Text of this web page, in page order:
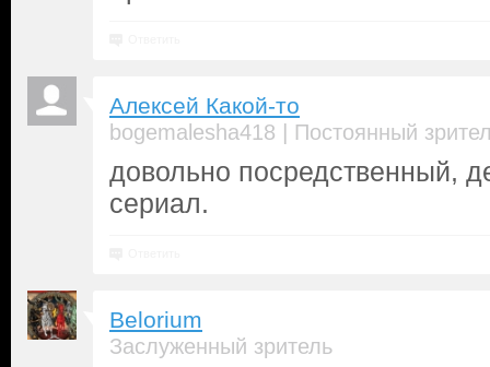
Алексей Какой-то
bogemalesha418 | Постоянный
довольно посредственный,
сериал.
Belorium
Заслуженный зритель